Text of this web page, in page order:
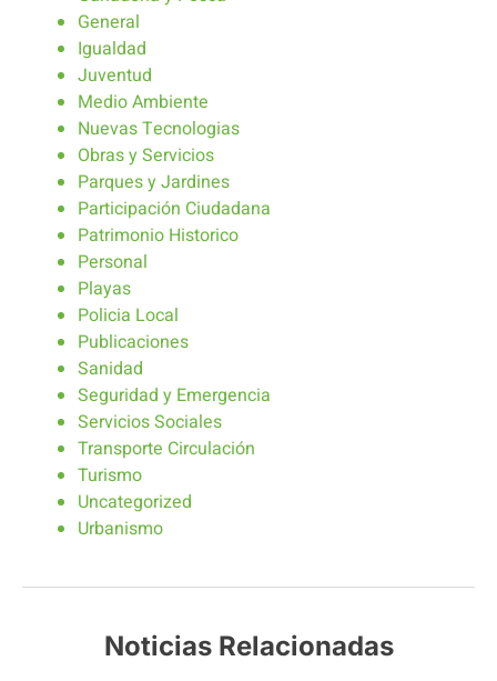
General
Igualdad
Juventud
Medio Ambiente
Nuevas Tecnologias
Obras y Servicios
Parques y Jardines
Participación Ciudadana
Patrimonio Historico
Personal
Playas
Policia Local
Publicaciones
Sanidad
Seguridad y Emergencia
Servicios Sociales
Transporte Circulación
Turismo
Uncategorized
Urbanismo
Noticias Relacionadas